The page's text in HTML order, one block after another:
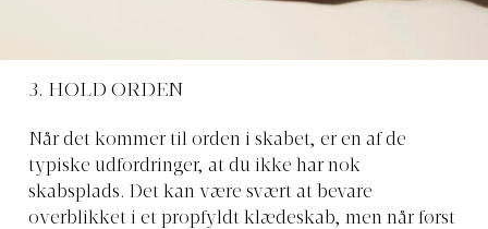
3. HOLD ORDEN
Når det kommer til orden i skabet, er en af de
typiske udfordringer, at du ikke har nok
skabsplads. Det kan være svært at bevare
overblikket i et propfyldt klædeskab, men når først